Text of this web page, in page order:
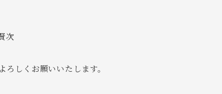
次
ろしくお願いいたします。